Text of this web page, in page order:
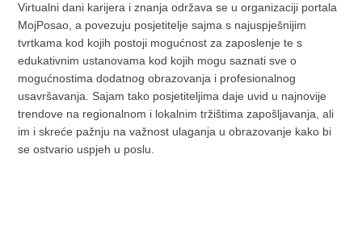
Virtualni dani karijera i znanja održava se u organizaciji portala
MojPosao, a povezuju posjetitelje sajma s najuspješnijim
tvrtkama kod kojih postoji mogućnost za zaposlenje te s
edukativnim ustanovama kod kojih mogu saznati sve o
mogućnostima dodatnog obrazovanja i profesionalnog
usavršavanja. Sajam tako posjetiteljima daje uvid u najnovije
trendove na regionalnom i lokalnim tržištima zapošljavanja, ali
im i skreće pažnju na važnost ulaganja u obrazovanje kako bi
se ostvario uspjeh u poslu.